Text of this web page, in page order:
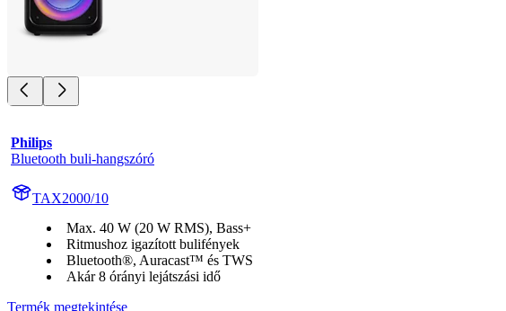
Philips
Bluetooth buli-hangszóró
TAX2000/10
Max. 40 W (20 W RMS), Bass+
Ritmushoz igazított bulifények
Bluetooth®, Auracast™ és TWS
Akár 8 órányi lejátszási idő
Termék megtekintése